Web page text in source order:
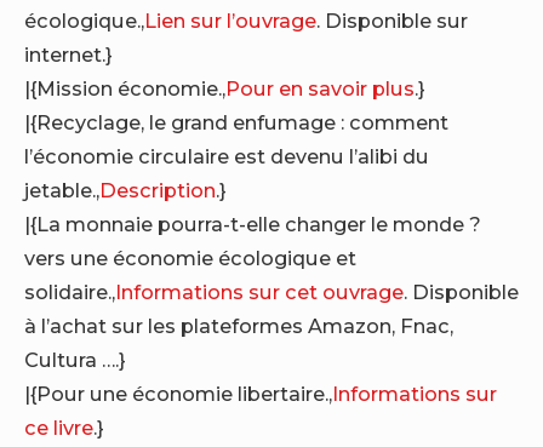
écologique.,Lien sur l’ouvrage. Disponible sur
internet.}
|{Mission économie.,Pour en savoir plus.}
|{Recyclage, le grand enfumage : comment
l’économie circulaire est devenu l’alibi du
jetable.,Description.}
|{La monnaie pourra-t-elle changer le monde ?
vers une économie écologique et
solidaire.,Informations sur cet ouvrage. Disponible
à l’achat sur les plateformes Amazon, Fnac,
Cultura ….}
|{Pour une économie libertaire.,Informations sur
ce livre.}